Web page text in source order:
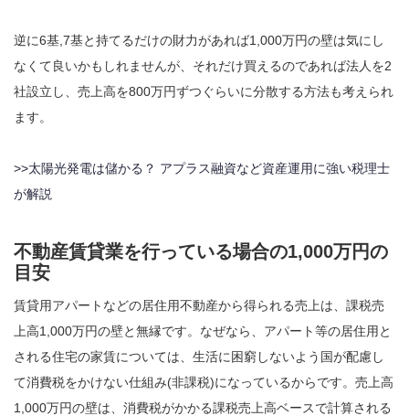
逆に6基,7基と持てるだけの財力があれば1,000万円の壁は気にし
なくて良いかもしれませんが、それだけ買えるのであれば法人を2
社設立し、売上高を800万円ずつぐらいに分散する方法も考えられ
ます。
>>太陽光発電は儲かる？ アプラス融資など資産運用に強い税理士
が解説
不動産賃貸業を行っている場合の1,000万円の
目安
賃貸用アパートなどの居住用不動産から得られる売上は、課税売
上高1,000万円の壁と無縁です。なぜなら、アパート等の居住用と
される住宅の家賃については、生活に困窮しないよう国が配慮し
て消費税をかけない仕組み(非課税)になっているからです。売上高
1,000万円の壁は、消費税がかかる課税売上高ベースで計算される